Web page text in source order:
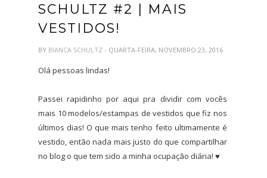
SCHULTZ #2 | MAIS
VESTIDOS!
BY BIANCA SCHULTZ - QUARTA-FEIRA, NOVEMBRO 23, 2016
Olá pessoas lindas!
Passei rapidinho por aqui pra dividir com vocês
mais 10 modelos/estampas de vestidos que fiz nos
últimos dias! O que mais tenho feito ultimamente é
vestido, então nada mais justo do que compartilhar
no blog o que tem sido a minha ocupação diária! ♥